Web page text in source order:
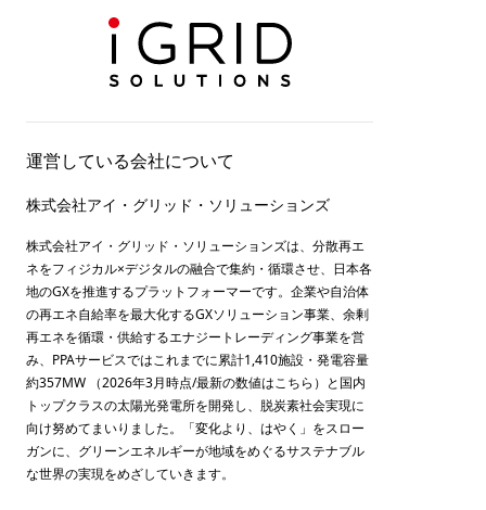
運営している会社について
株式会社アイ・グリッド・ソリューションズ
株式会社アイ・グリッド・ソリューションズは、分散再エ
ネをフィジカル×デジタルの融合で集約・循環させ、日本各
地のGXを推進するプラットフォーマーです。企業や自治体
の再エネ自給率を最大化するGXソリューション事業、余剰
再エネを循環・供給するエナジートレーディング事業を営
み、PPAサービスではこれまでに累計1,410施設・発電容量
約357MW （2026年3月時点/最新の数値はこちら ）と国内
トップクラスの太陽光発電所を開発し、脱炭素社会実現に
向け努めてまいりました。「変化より、はやく」をスロー
ガンに、グリーンエネルギーが地域をめぐるサステナブル
な世界の実現をめざしていきます。